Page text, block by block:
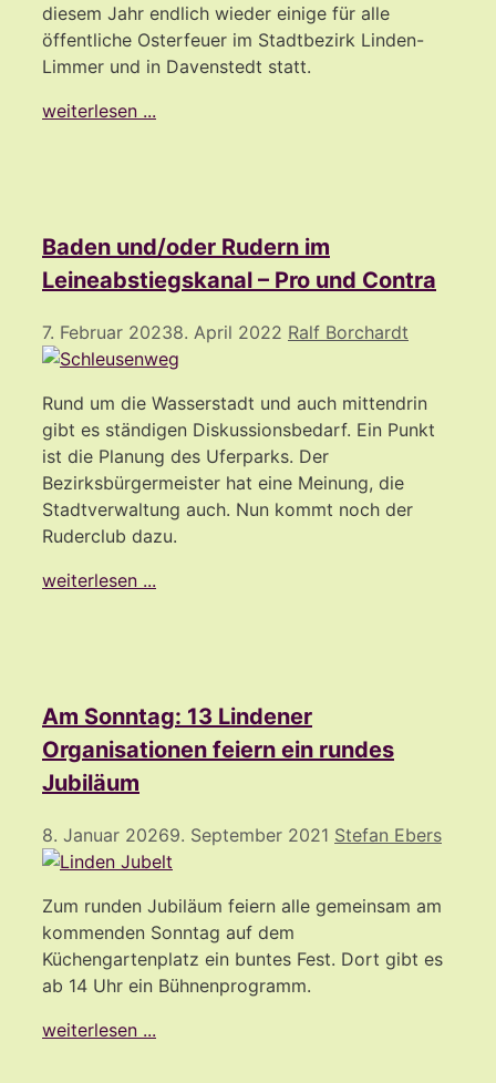
diesem Jahr endlich wieder einige für alle
öffentliche Osterfeuer im Stadtbezirk Linden-
Limmer und in Davenstedt statt.
weiterlesen ...
Baden und/oder Rudern im
Leineabstiegskanal – Pro und Contra
7. Februar 20238. April 2022 Ralf Borchardt
Rund um die Wasserstadt und auch mittendrin
gibt es ständigen Diskussionsbedarf. Ein Punkt
ist die Planung des Uferparks. Der
Bezirksbürgermeister hat eine Meinung, die
Stadtverwaltung auch. Nun kommt noch der
Ruderclub dazu.
weiterlesen ...
Am Sonntag: 13 Lindener
Organisationen feiern ein rundes
Jubiläum
8. Januar 20269. September 2021 Stefan Ebers
Zum runden Jubiläum feiern alle gemeinsam am
kommenden Sonntag auf dem
Küchengartenplatz ein buntes Fest. Dort gibt es
ab 14 Uhr ein Bühnenprogramm.
weiterlesen ...